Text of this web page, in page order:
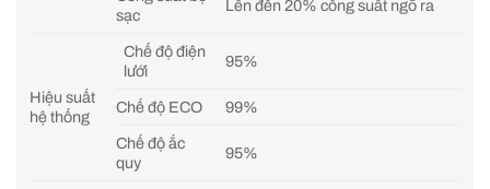
sạc
Lên đến 20% công suất ngõ ra
Hiệu suất
hệ thống
Chế độ điện
lưới
95%
Chế độ ECO 99%
Chế độ ắc
quy
95%